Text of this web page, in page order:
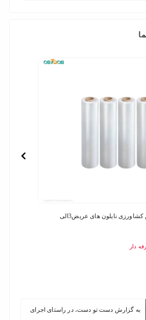
نایلون های عریض کشاورزی نایلون های عریض3الی
دار
به گزارش دست تو دست، در راستای اجرای